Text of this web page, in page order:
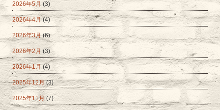
2026年5月(3)
2026年4月 (4)
2026年3月(6)
2026年2月 (3)
2026年1月(4)
2025年12月(3)
2025年11月 (7)